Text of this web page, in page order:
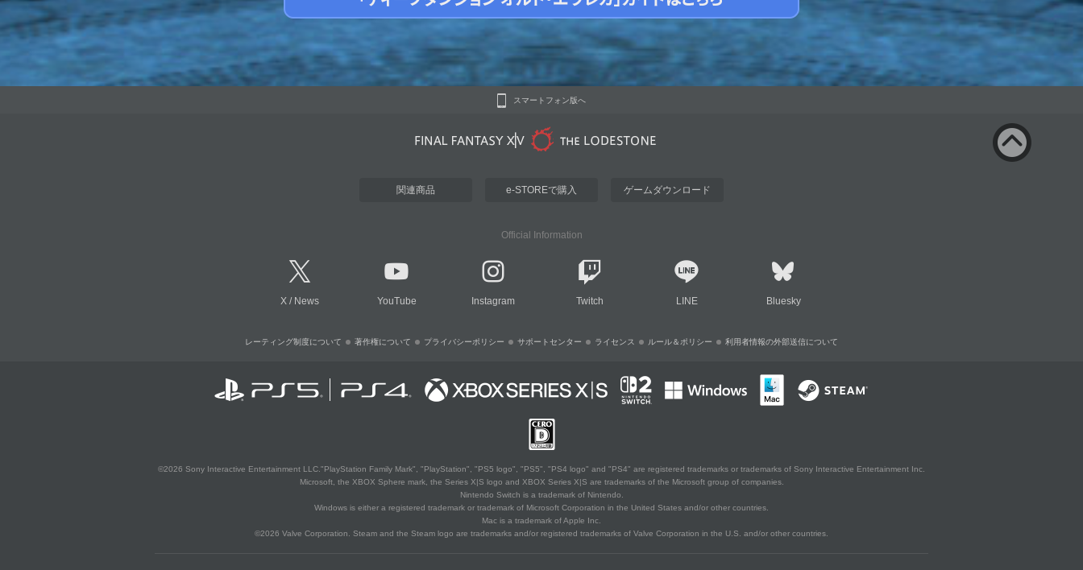
スマートフォン版へ
関連商品 e-STOREで購入 ゲームダウンロード
Official Information
X / News YouTube Instagram Twitch LINE Bluesky
レーティング制度について 著作権について プライバシーポリシー サポートセンター ライセンス ルール＆ポリシー 利用者情報の外部送信について
©2026 Sony Interactive Entertainment LLC."PlayStation Family Mark", "PlayStation", "PS5 logo", "PS5", "PS4 logo" and "PS4" are registered trademarks or trademarks of Sony Interactive Entertainment Inc.
Microsoft, the XBOX Sphere mark, the Series X|S logo and XBOX Series X|S are trademarks of the Microsoft group of companies.
Nintendo Switch is a trademark of Nintendo.
Windows is either a registered trademark or trademark of Microsoft Corporation in the United States and/or other countries.
Mac is a trademark of Apple Inc.
©2026 Valve Corporation. Steam and the Steam logo are trademarks and/or registered trademarks of Valve Corporation in the U.S. and/or other countries.